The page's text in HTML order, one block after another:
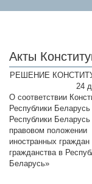
Акты
РЕШЕНИЕ
24
О соответствии
Республики
Республики
правовом положении
иностранных
гражданства в
Беларусь»